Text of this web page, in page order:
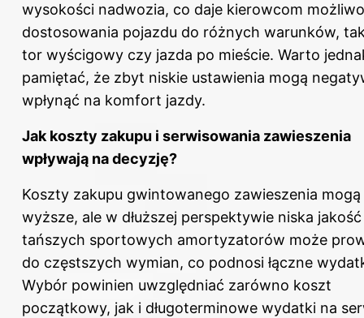
wysokości nadwozia, co daje kierowcom
dostosowania pojazdu do różnych warunków,
tor wyścigowy czy jazda po mieście. Warto
pamiętać, że zbyt niskie ustawienia mogą
wpłynąć na komfort jazdy.
Jak koszty zakupu i serwisowania zawieszenia
wpływają na decyzję?
Koszty zakupu gwintowanego zawieszenia
wyższe, ale w dłuższej perspektywie niska jakość
tańszych sportowych amortyzatorów może
do częstszych wymian, co podnosi łączne
Wybór powinien uwzględniać zarówno koszt
początkowy, jak i długoterminowe wydatki na